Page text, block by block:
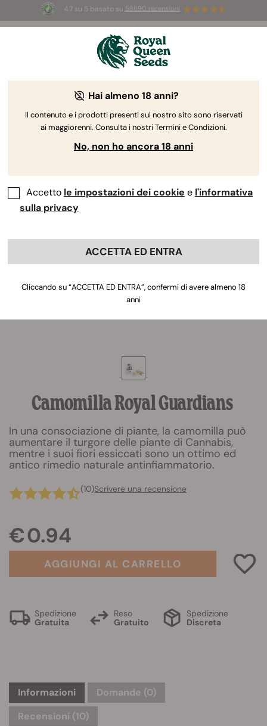
4.7 su 5 basato su 58690 recensioni
Summer Sales:Fino al 50% di sconto
su prodotti selezionati! ⏤
Camomilla Royal Guardians
In una consociazione di piante, la camomilla può
aumentare il turgore delle piante di Cannabis,
mentre i suoi fiori essiccati sono un ottimo ed
antico rimedio naturale antinfiammatorio.
(10)Scrivere una recensione
€ 0.94
AGGIUNGI AL CARRELLO
Spedizione
Gratuita
Reso
Gratuito
Spedizione
Discreta
Informazioni Domande (0)
Recensioni (10)
Hai almeno 18 anni?
Il contenuto e i prodotti presenti sul nostro sito sono riservati
ai maggiorenni. Consulta i nostri Termini e Condizioni.
No, non ho ancora 18 anni
Accetto le impostazioni dei cookie e l'informativa
sulla privacy
ACCETTA ED ENTRA
Cliccando su “ACCETTA ED ENTRA”, confermi di avere almeno 18
anni